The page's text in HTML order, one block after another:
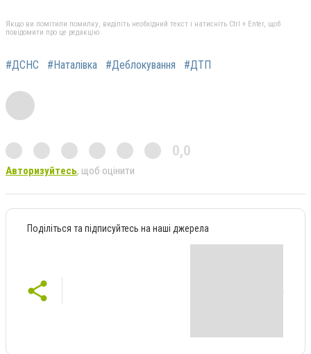
Якщо ви помітили помилку, виділіть необхідний текст і натисніть Ctrl + Enter, щоб
повідомити про це редакцію
#ДСНС #Наталівка #Деблокування #ДТП
0,0
Авторизуйтесь, щоб оцінити
Поділіться та підписуйтесь на наші джерела